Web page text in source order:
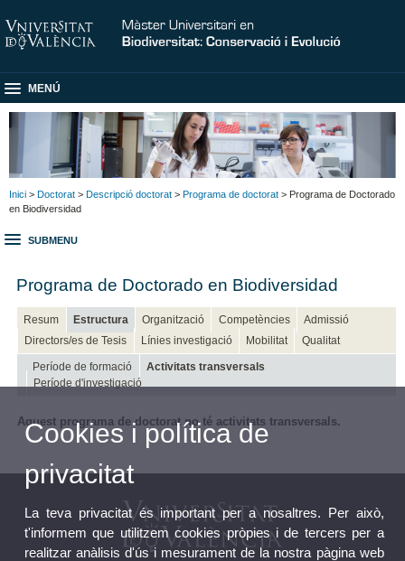
MENÚ
Inici > Doctorat > Descripció doctorat > Programa de doctorat > Programa de Doctorado
en Biodiversidad
SUBMENU
Programa de Doctorado en Biodiversidad
Resum Estructura Organització Competències
Admissió
Directors/es de Tesis
Línies investigació Mobilitat Qualitat
Període de formació
Activitats transversals
Període d'investigació
Aquest programa de doctorat no té activitats transversals.
Cookies i política de
privacitat
La teva privacitat és important per a nosaltres. Per això,
t'informem que utilitzem cookies pròpies i de tercers per a
realitzar anàlisis d'ús i mesurament de la nostra pàgina web